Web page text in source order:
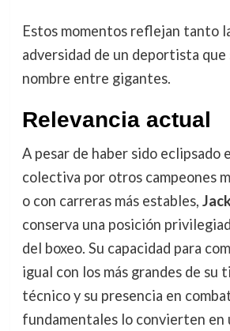
Estos momentos reflejan tanto
adversidad de un deportista que
nombre entre gigantes.
Relevancia actual
A pesar de haber sido eclipsado
colectiva por otros campeones
o con carreras más estables,
conserva una posición
del boxeo. Su capacidad para
igual con los más grandes de su
técnico y su presencia en
fundamentales lo convierten en